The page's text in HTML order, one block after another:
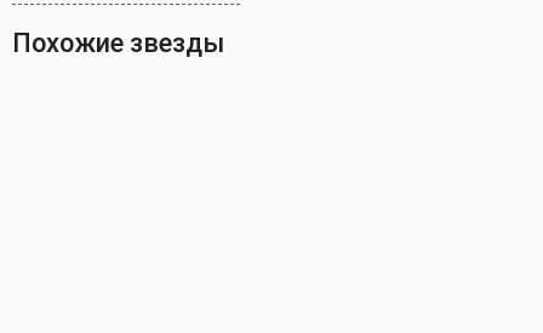
Похожие звезды